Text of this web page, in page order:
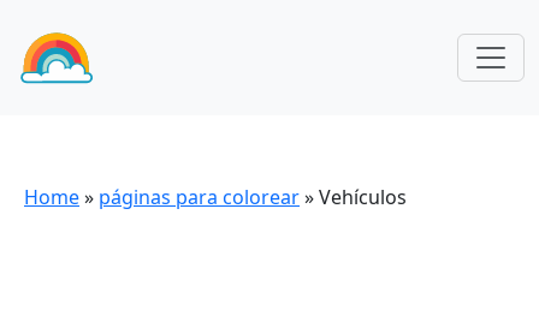
Home» páginas para colorear»Vehículos